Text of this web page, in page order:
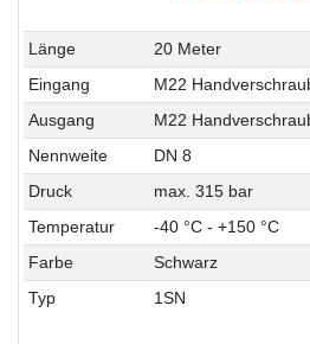
Länge
20 Meter
Eingang
M22
Ausgang
M22
Nennweite
DN 8
Druck
max. 315 bar
Temperatur
-40 °C - +150 °C
Farbe
Schwarz
Typ
1SN